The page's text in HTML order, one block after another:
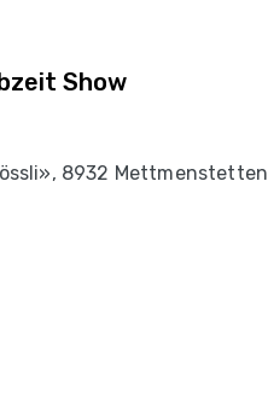
Show
8932 Mettmenstetten